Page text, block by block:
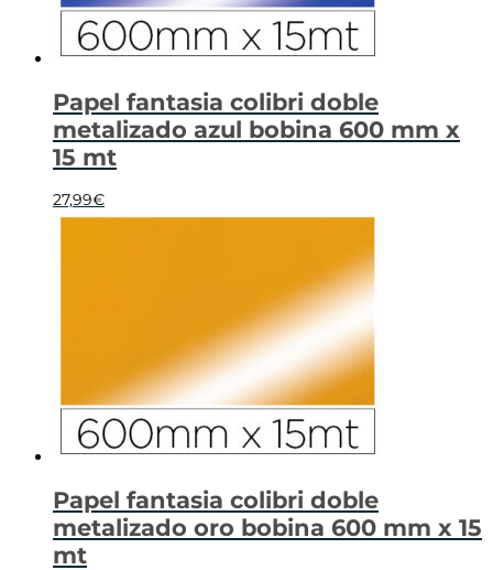
Papel fantasia colibri doble
metalizado azul bobina 600 mm x
15 mt
27,99€
Papel fantasia colibri doble
metalizado oro bobina 600 mm x 15
mt